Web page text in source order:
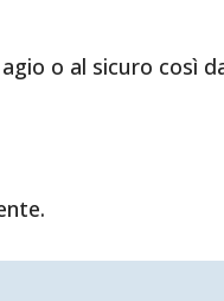
o al sicuro così